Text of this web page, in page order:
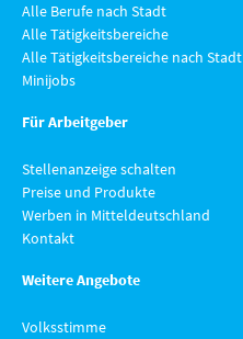
Alle Berufe nach Stadt
Alle Tätigkeitsbereiche
Alle Tätigkeitsbereiche nach Stadt
Minijobs
Für Arbeitgeber
Stellenanzeige schalten
Preise und Produkte
Werben in Mitteldeutschland
Kontakt
Weitere Angebote
Volksstimme